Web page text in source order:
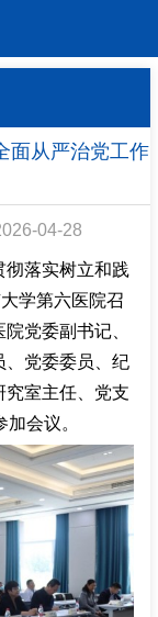
面从严治党工作
04-28
彻落实树立和践
学第六医院召
党委副书记、
、党委委员、纪
究室主任、党支
会议。